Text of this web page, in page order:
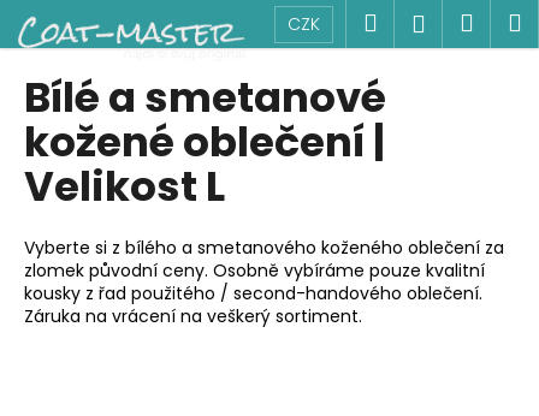
Přejít
na
obsah
CZK Hledat
Bílé a smetanové
kožené oblečení |
Velikost L
Vyberte si z bílého a smetanového koženého oblečení za
zlomek původní ceny. Osobně vybíráme pouze kvalitní
kousky z řad použitého / second-handového oblečení.
Záruka na vrácení na veškerý sortiment.
o
C
o
p
t
ř
e